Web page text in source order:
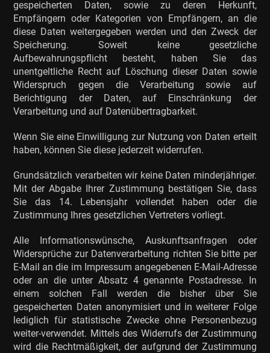
gespeicherten Daten, sowie zu deren Herkunft,
Empfängern oder Kategorien von Empfängern, an die
diese Daten weitergegeben werden und den Zweck der
Speicherung. Soweit keine gesetzliche
Aufbewahrungspflicht besteht, haben Sie das
unentgeltliche Recht auf Löschung dieser Daten sowie
Widerspruch gegen die Verarbeitung sowie auf
Berichtigung der Daten, auf Einschränkung der
Verarbeitung und auf Datenübertragbarkeit.
Wenn Sie eine Einwilligung zur Nutzung von Daten erteilt
haben, können Sie diese jederzeit widerrufen.
Grundsätzlich verarbeiten wir keine Daten minderjähriger.
Mit der Abgabe Ihrer Zustimmung bestätigen Sie, dass
Sie das 14. Lebensjahr vollendet haben oder die
Zustimmung Ihres gesetzlichen Vertreters vorliegt.
Alle Informationswünsche, Auskunftsanfragen oder
Widersprüche zur Datenverarbeitung richten Sie bitte per
E-Mail an die im Impressum angegebenen E-Mail-Adresse
oder an die unter Absatz 4 genannte Postadresse. In
einem solchen Fall werden die bisher über Sie
gespeicherten Daten anonymisiert und in weiterer Folge
lediglich für statistische Zwecke ohne Personenbezug
weiter-verwendet. Mittels des Widerrufs der Zustimmung
wird die Rechtmäßigkeit, der aufgrund der Zustimmung